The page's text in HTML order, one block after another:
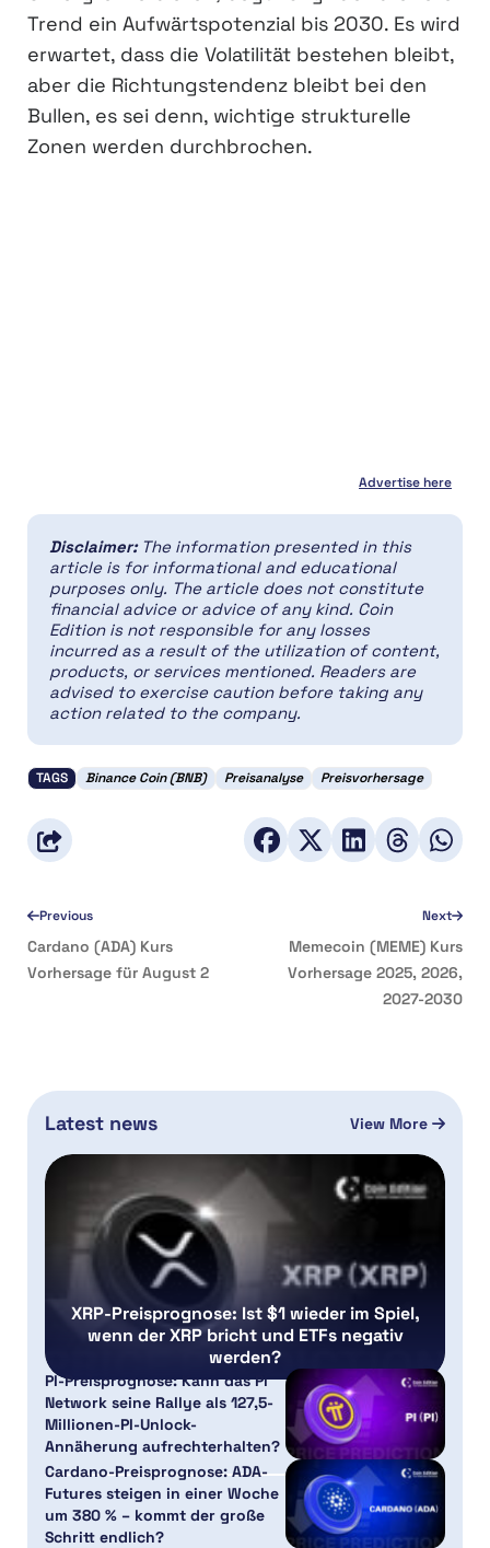
Trend ein Aufwärtspotenzial bis 2030. Es wird
erwartet, dass die Volatilität bestehen bleibt,
aber die Richtungstendenz bleibt bei den
Bullen, es sei denn, wichtige strukturelle
Zonen werden durchbrochen.
Advertise here
Disclaimer: The information presented in this
article is for informational and educational
purposes only. The article does not constitute
financial advice or advice of any kind. Coin
Edition is not responsible for any losses
incurred as a result of the utilization of content,
products, or services mentioned. Readers are
advised to exercise caution before taking any
action related to the company.
TAGS Binance Coin (BNB) Preisanalyse Preisvorhersage
Previous
Cardano (ADA) Kurs
Vorhersage für August 2
Next
Memecoin (MEME) Kurs
Vorhersage 2025, 2026,
2027-2030
Latest news View More
XRP-Preisprognose: Ist $1 wieder im Spiel,
wenn der XRP bricht und ETFs negativ
werden?
PI-Preisprognose: Kann das Pi
Network seine Rallye als 127,5-
Millionen-PI-Unlock-
Annäherung aufrechterhalten?
Cardano-Preisprognose: ADA-
Futures steigen in einer Woche
um 380 % – kommt der große
Schritt endlich?